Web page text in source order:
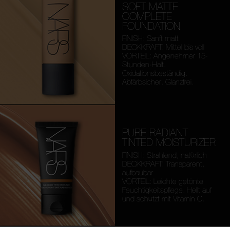
SOFT MATTE
COMPLETE
FOUNDATION
FINISH: Sanft matt
DECKKRAFT: Mittel bis voll
VORTEIL: Angenehmer 15-
Stunden-Halt.
Oxidationsbeständig.
Abfärbsicher. Glanzfrei.
PURE RADIANT
TINTED MOISTURIZER
FINISH: Strahlend, natürlich
DECKKRAFT: Transparent,
aufbaubar
VORTEIL: Leichte getönte
Feuchtigkeitspflege. Hellt auf
und schützt mit Vitamin C.